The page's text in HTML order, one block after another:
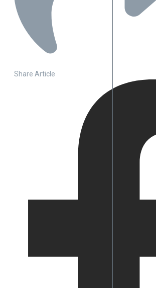
Share Article